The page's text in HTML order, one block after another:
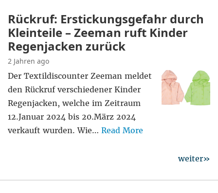
Rückruf: Erstickungsgefahr durch
Kleinteile – Zeeman ruft Kinder
Regenjacken zurück
2 Jahren ago
Der Textildiscounter Zeeman meldet
den Rückruf verschiedener Kinder
Regenjacken, welche im Zeitraum
12.Januar 2024 bis 20.März 2024
verkauft wurden. Wie… Read More
weiter»